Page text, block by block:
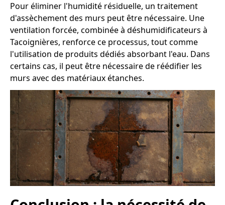
Pour éliminer l'humidité résiduelle, un traitement
d'assèchement des murs peut être nécessaire. Une
ventilation forcée, combinée à déshumidificateurs à
Tacoignières, renforce ce processus, tout comme
l'utilisation de produits dédiés absorbant l'eau. Dans
certains cas, il peut être nécessaire de réédifier les
murs avec des matériaux étanches.